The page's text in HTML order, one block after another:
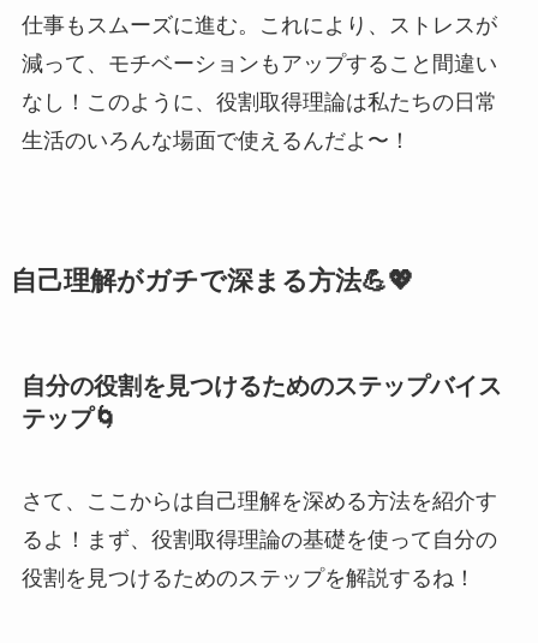
仕事もスムーズに進む。これにより、ストレスが
減って、モチベーションもアップすること間違い
なし！このように、役割取得理論は私たちの日常
生活のいろんな場面で使えるんだよ〜！
自己理解がガチで深まる方法💪💖
自分の役割を見つけるためのステップバイス
テップ🌀
さて、ここからは自己理解を深める方法を紹介す
るよ！まず、役割取得理論の基礎を使って自分の
役割を見つけるためのステップを解説するね！